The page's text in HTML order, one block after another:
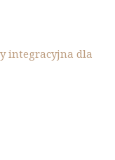
integracyjna dla